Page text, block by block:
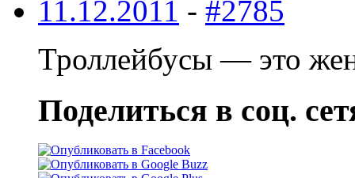
11.12.2011 - #2785
Троллейбусы — это
Поделиться в соц.